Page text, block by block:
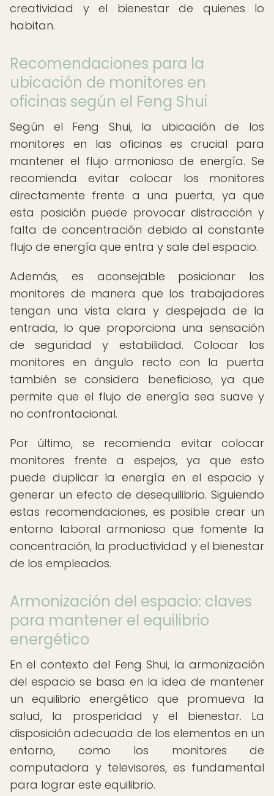
creatividad y el bienestar de quienes lo
habitan.
Recomendaciones para la
ubicación de monitores en
oficinas según el Feng Shui
Según el Feng Shui, la ubicación de los
monitores en las oficinas es crucial para
mantener el flujo armonioso de energía. Se
recomienda evitar colocar los monitores
directamente frente a una puerta, ya que
esta posición puede provocar distracción y
falta de concentración debido al constante
flujo de energía que entra y sale del espacio.
Además, es aconsejable posicionar los
monitores de manera que los trabajadores
tengan una vista clara y despejada de la
entrada, lo que proporciona una sensación
de seguridad y estabilidad. Colocar los
monitores en ángulo recto con la puerta
también se considera beneficioso, ya que
permite que el flujo de energía sea suave y
no confrontacional.
Por último, se recomienda evitar colocar
monitores frente a espejos, ya que esto
puede duplicar la energía en el espacio y
generar un efecto de desequilibrio. Siguiendo
estas recomendaciones, es posible crear un
entorno laboral armonioso que fomente la
concentración, la productividad y el bienestar
de los empleados.
Armonización del espacio: claves
para mantener el equilibrio
energético
En el contexto del Feng Shui, la armonización
del espacio se basa en la idea de mantener
un equilibrio energético que promueva la
salud, la prosperidad y el bienestar. La
disposición adecuada de los elementos en un
entorno, como los monitores de
computadora y televisores, es fundamental
para lograr este equilibrio.